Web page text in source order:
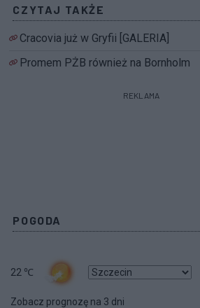
CZYTAJ TAKŻE
Cracovia już w Gryfii [GALERIA]
Promem PŻB również na Bornholm
REKLAMA
POGODA
22 ℃
Zobacz prognozę na 3 dni